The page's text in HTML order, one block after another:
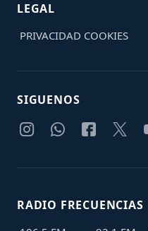
LEGAL
PRIVACIDAD COOKIES
SIGUENOS
RADIO FRECUENCIAS